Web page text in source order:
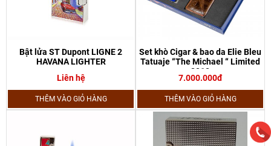
Bật lửa ST Dupont LIGNE 2
HAVANA LIGHTER
Liên hệ
THÊM VÀO GIỎ HÀNG
Set khò Cigar & bao da Elie Bleu
Tatuaje “The Michael “ Limited
2018
7.000.000đ
THÊM VÀO GIỎ HÀNG